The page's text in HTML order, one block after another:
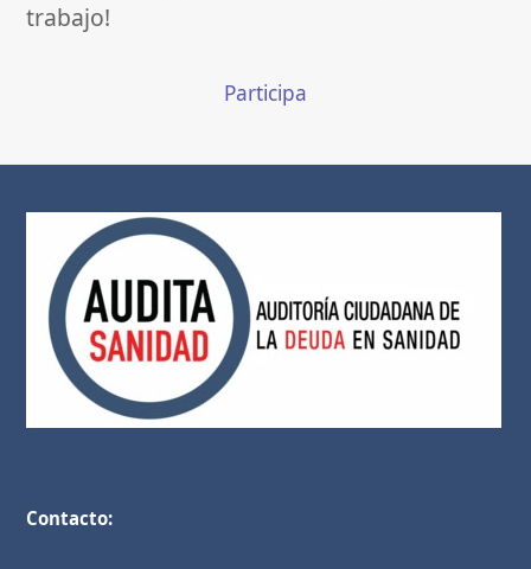
trabajo!
Participa
Contacto: